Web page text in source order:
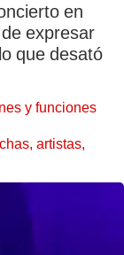
en
expresar
que desató
y funciones
artistas,